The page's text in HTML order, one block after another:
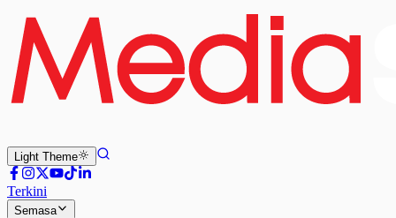
Light Theme
Terkini
Semasa